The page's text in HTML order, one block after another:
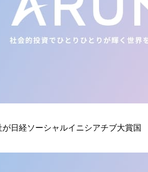
日経ソーシャルイニシアチブ大賞国